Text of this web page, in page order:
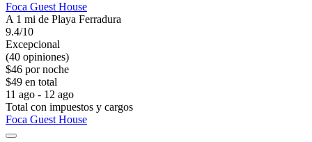
Foca Guest House
A 1 mi de Playa Ferradura
9.4/10
Excepcional
(40 opiniones)
$46 por noche
$49 en total
11 ago - 12 ago
Total con impuestos y cargos
Foca Guest House